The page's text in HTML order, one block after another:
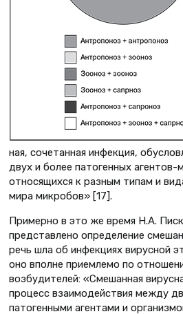
ная, сочетанная инфекция,
двух и более патогенных агентов-
относящихся к разным типам и
мира микробов» [17].
Примерно в это же время Н.А.
представлено определение
речь шла об инфекциях вирусной
оно вполне приемлемо по
возбудителей: «Смешанная
процесс взаимодействия между
патогенными агентами и